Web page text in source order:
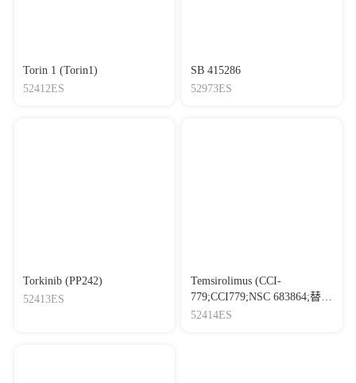
Torin 1 (Torin1)
52412ES
SB 415286
52973ES
Torkinib (PP242)
52413ES
Temsirolimus (CCI-
779;CCI779;NSC 683864;替西
罗莫司)
52414ES